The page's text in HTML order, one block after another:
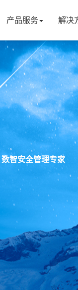
产品服务 解决
数智安全管理专家